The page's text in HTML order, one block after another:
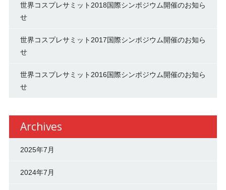
世界コスプレサミット2018国際シンポジウム開催のお知ら
せ
世界コスプレサミット2017国際シンポジウム開催のお知ら
せ
世界コスプレサミット2016国際シンポジウム開催のお知ら
せ
Archives
2025年7月
2024年7月